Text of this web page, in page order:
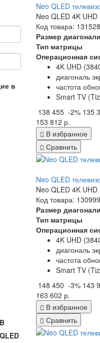
в
Neo QLED
Neo QLED 4K
Код товара: 131528
Размер диагонали
Тип матрицы
Операционная
4K UHD
диагональ
частота
Smart TV
138 455 -2% 135
153 812 р.
В избранное
Сравнить
Neo QLED
Neo QLED 4K
Код товара: 130999
Размер диагонали
Тип матрицы
Операционная
4K UHD
диагональ
частота
Smart TV
148 450 -3% 143
163 602 р.
В избранное
Сравнить